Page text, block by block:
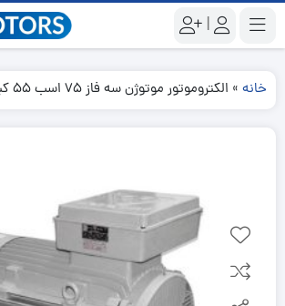
|
خانه » الکتروموتور موتوژن سه فاز 75 اسب 55 کیلووات